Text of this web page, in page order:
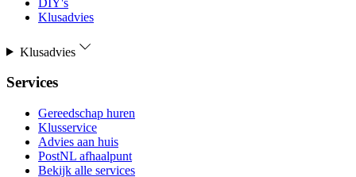
Klusadvies
Klusadvies
Services
Gereedschap huren
Klusservice
Advies aan huis
PostNL afhaalpunt
Bekijk alle services